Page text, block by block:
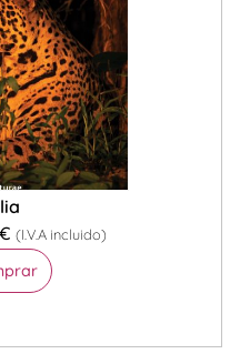
€ (I.V.A incluido)